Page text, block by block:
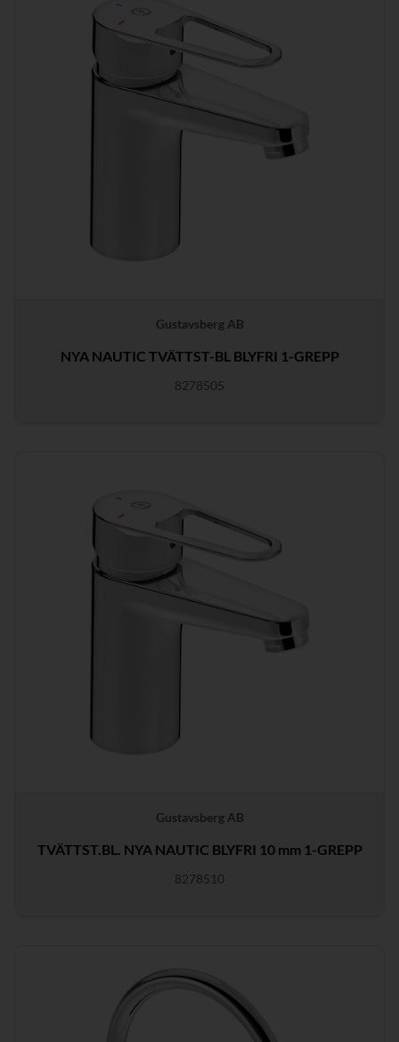
Gustavsberg AB
NYA NAUTIC TVÄTTST-BL BLYFRI 1-GREPP
8278505
Gustavsberg AB
TVÄTTST.BL. NYA NAUTIC BLYFRI 10 mm 1-GREPP
8278510